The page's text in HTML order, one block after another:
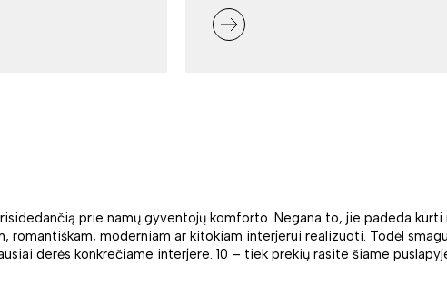
prie namų gyventojų komforto. Negana to, jie padeda
romantiškam, moderniam ar kitokiam interjerui realizuoti. Todėl
derės konkrečiame interjere. 10 – tiek prekių rasite šiame